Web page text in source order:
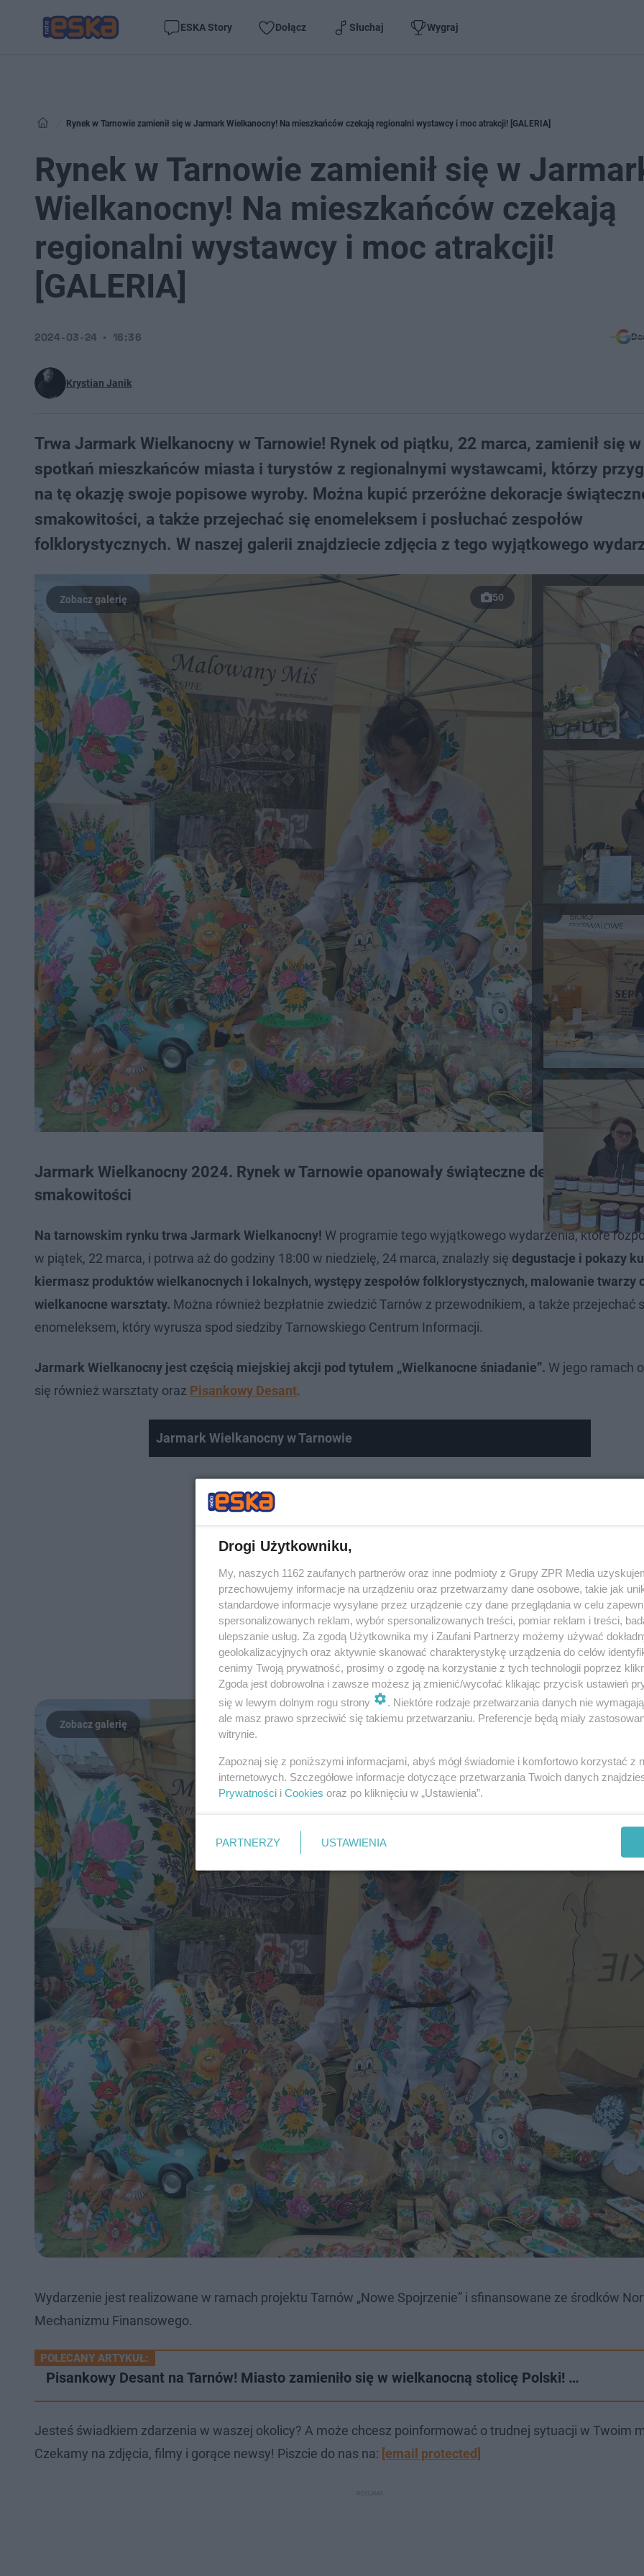
ESKA Story Dołącz Słuchaj Wygraj
Rynek w Tarnowie zamienił się w Jarmark Wielkanocny! Na mieszkańców czekają regionalni wystawcy i moc atrakcji! [GALERIA]
Rynek w Tarnowie zamienił się w
Wielkanocny! Na mieszkańców czekają
regionalni wystawcy i moc atrakcji!
[GALERIA]
Krystian Janik
2024-03-24 16:36
Trwa Jarmark Wielkanocny w Tarnowie! Rynek od piątku, 22 marca, zamienił się
spotkań mieszkańców miasta i turystów z regionalnymi wystawcami, którzy
na tę okazję swoje popisowe wyroby. Można kupić przeróżne dekoracje
smakowitości, a także przejechać się enomeleksem i posłuchać zespołów
folklorystycznych. W naszej galerii znajdziecie zdjęcia z tego wyjątkowego
50
Jarmark Wielkanocny 2024. Rynek w Tarnowie opanowały świąteczne dekoracje i
smakowitości
Na tarnowskim rynku trwa Jarmark Wielkanocny! W programie tego wyjątkowego wydarzenia, które
w piątek, 22 marca, i potrwa aż do godziny 18:00 w niedzielę, 24 marca, znalazły się degustacje i pokazy
kiermasz produktów wielkanocnych i lokalnych, występy zespołów folklorystycznych, malowanie twarzy
wielkanocne warsztaty. Można również bezpłatnie zwiedzić Tarnów z przewodnikiem, a także przejechać
enomeleksem, który wyrusza spod siedziby Tarnowskiego Centrum Informacji.
Jarmark Wielkanocny jest częścią miejskiej akcji pod tytułem „Wielkanocne śniadanie”. W jego ramach
się również warsztaty oraz Pisankowy Desant.
Jarmark Wielkanocny w Tarnowie
Wydarzenie jest realizowane w ramach projektu Tarnów „Nowe Spojrzenie” i sfinansowane ze środków
Mechanizmu Finansowego.
POLECANY ARTYKUŁ:
Pisankowy Desant na Tarnów! Miasto zamieniło się w wielkanocną stolicę Polski! …
Jesteś świadkiem zdarzenia w waszej okolicy? A może chcesz poinformować o trudnej sytuacji w Twoim
Czekamy na zdjęcia, filmy i gorące newsy! Piszcie do nas na: [email protected]
Drogi Użytkowniku,
My, naszych 1162 zaufanych partnerów oraz inne podmioty z Grupy ZPR Media
przechowujemy informacje na urządzeniu oraz przetwarzamy dane osobowe, takie jak
standardowe informacje wysyłane przez urządzenie czy dane przeglądania w celu
spersonalizowanych reklam, wybór spersonalizowanych treści, pomiar reklam i treści,
ulepszanie usług. Za zgodą Użytkownika my i Zaufani Partnerzy możemy używać
geolokalizacyjnych oraz aktywnie skanować charakterystykę urządzenia do celów
cenimy Twoją prywatność, prosimy o zgodę na korzystanie z tych technologii poprzez
Zgoda jest dobrowolna i zawsze możesz ją zmienić/wycofać klikając przycisk ustawień
się w lewym dolnym rogu strony
. Niektóre rodzaje przetwarzania danych nie
ale masz prawo sprzeciwić się takiemu przetwarzaniu. Preferencje będą miały
witrynie.
Zapoznaj się z poniższymi informacjami, abyś mógł świadomie i komfortowo korzystać z
internetowych. Szczegółowe informacje dotyczące przetwarzania Twoich danych
Prywatności i Cookies oraz po kliknięciu w „Ustawienia”.
PARTNERZY USTAWIENIA